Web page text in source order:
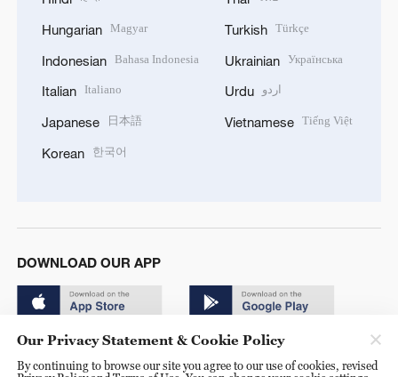
Hungarian Magyar
Indonesian Bahasa Indonesia
Italian Italiano
Japanese 日本語
Korean 한국어
Turkish Türkçe
Ukrainian Українська
Urdu اردو
Vietnamese Tiếng Việt
DOWNLOAD OUR APP
Our Privacy Statement & Cookie Policy
By continuing to browse our site you agree to our use of cookies, revised